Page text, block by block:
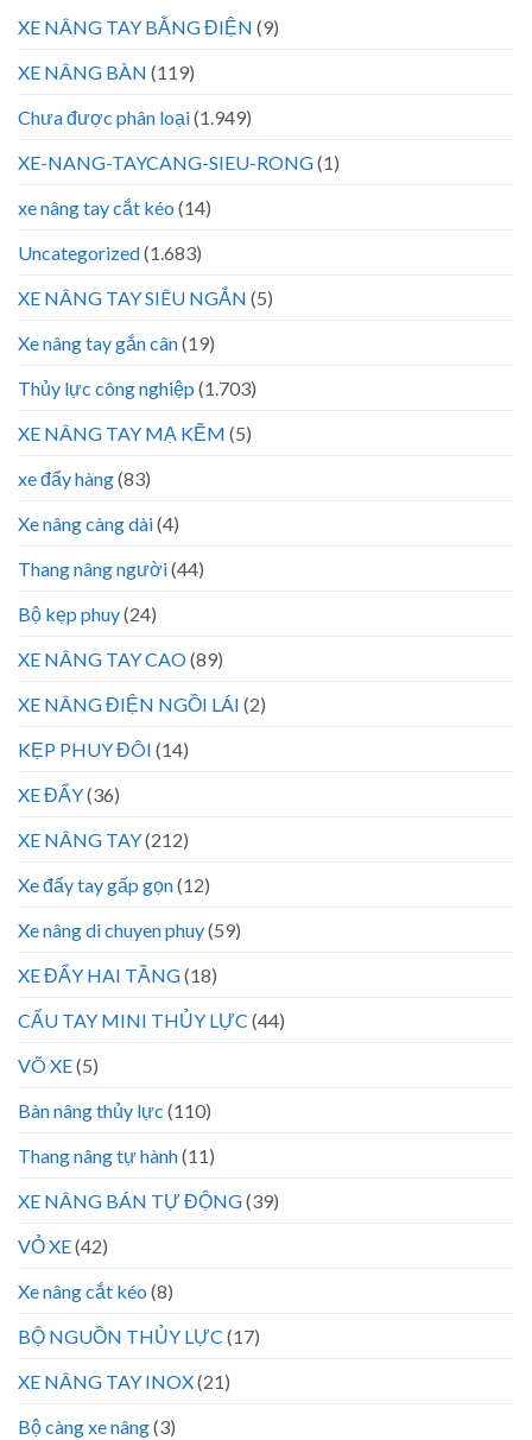
XE NÂNG TAY BẰNG ĐIỆN (9)
XE NÂNG BÀN (119)
Chưa được phân loại(1.949)
XE-NANG-TAYCANG-SIEU-RONG(1)
xe nâng tay cắt kéo (14)
Uncategorized(1.683)
XE NÂNG TAY SIÊU NGẮN (5)
Xe nâng tay gắn cân(19)
Thủy lực công nghiệp (1.703)
XE NÂNG TAY MẠ KẼM (5)
xe đẩy hàng(83)
Xe nâng càng dài(4)
Thang nâng người(44)
Bộ kẹp phuy(24)
XE NÂNG TAY CAO(89)
XE NÂNG ĐIỆN NGỒI LÁI (2)
KẸP PHUY ĐÔI (14)
XE ĐẨY(36)
XE NÂNG TAY(212)
Xe đẩy tay gấp gọn(12)
Xe nâng di chuyen phuy(59)
XE ĐẨY HAI TẦNG(18)
CẨU TAY MINI THỦY LỰC (44)
VÕ XE(5)
Bàn nâng thủy lực (110)
Thang nâng tự hành(11)
XE NÂNG BÁN TỰ ĐỘNG(39)
VỎ XE(42)
Xe nâng cắt kéo (8)
BỘ NGUỒN THỦY LỰC (17)
XE NÂNG TAY INOX(21)
Bộ càng xe nâng(3)